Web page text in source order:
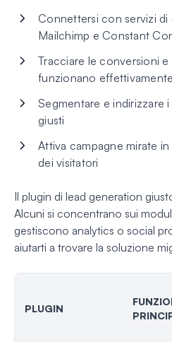
Connettersi con servizi di
Mailchimp e Constant
Tracciare le conversioni
funzionano effettivamente
Segmentare e indirizzare
giusti
Attiva campagne mirate
dei visitatori
Il plugin di lead generation
Alcuni si concentrano sui
gestiscono analytics o social
aiutarti a trovare la soluzione
PLUGIN